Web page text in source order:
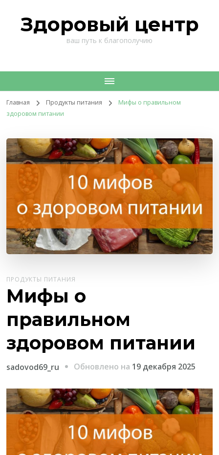
Здоровый центр
ваш путь к благополучию
Главная Продукты питания
Мифы о правильном
здоровом питании
ПРОДУКТЫ ПИТАНИЯ
Мифы о
правильном
здоровом питании
sadovod69_ru Обновлено на 19 декабря 2025